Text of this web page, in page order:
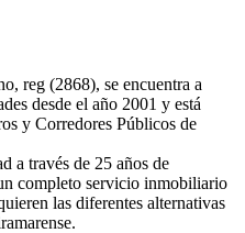
reg (2868), se encuentra a
desde el año 2001 y está
y Corredores Públicos de
a través de 25 años de
completo servicio inmobiliario
las diferentes alternativas